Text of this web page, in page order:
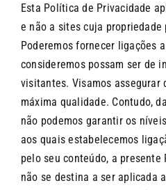
Esta Política de Privacidade
e não a sites cuja
Poderemos fornecer ligações
consideremos possam ser de
visitantes. Visamos assegurar
máxima qualidade. Contudo,
não podemos garantir os
aos quais estabelecemos
pelo seu conteúdo, a
não se destina a ser aplicada